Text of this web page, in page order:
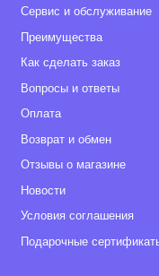
Сервис и обслуживание
Преимущества
Как сделать заказ
Вопросы и ответы
Оплата
Возврат и обмен
Отзывы о магазине
Новости
Условия соглашения
Подарочные